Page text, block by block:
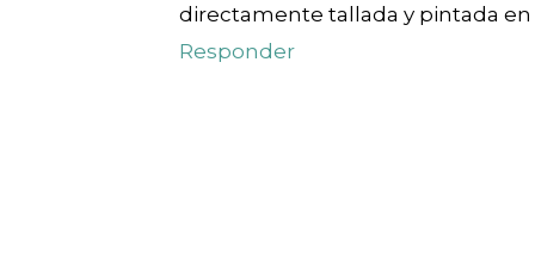
directamente tallada y pintada en
Responder